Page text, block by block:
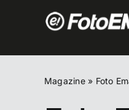
Magazine» Foto